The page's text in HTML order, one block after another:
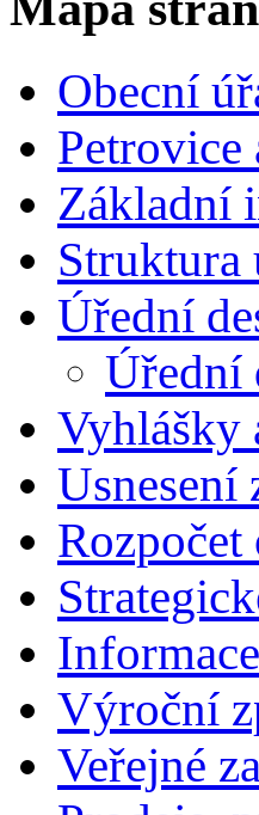
Obecní
Základní
Struktura
Úřední
Úřední
Vyhlášky
Usnesení
Rozpočet
Výroční
Veřejné